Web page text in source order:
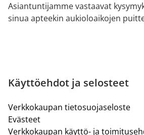
Asiantuntijamme vastaavat
sinua apteekin aukioloaikojen
Käyttöehdot ja selosteet
Verkkokaupan tietosuojaseloste
Evästeet
Verkkokaupan käyttö- ja